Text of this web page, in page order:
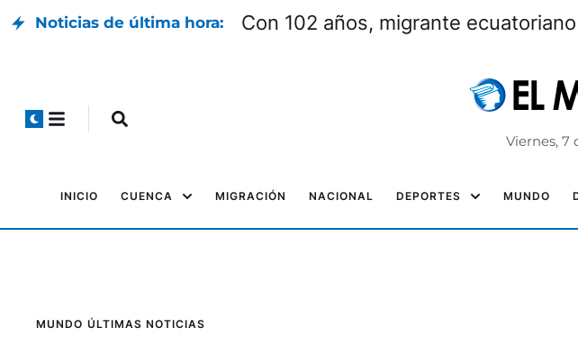
Noticias de última hora: Con 102 años, migrante
Viernes, 7
INICIO CUENCA MIGRACIÓN NACIONAL DEPORTES MUNDO
MUNDO ÚLTIMAS NOTICIAS